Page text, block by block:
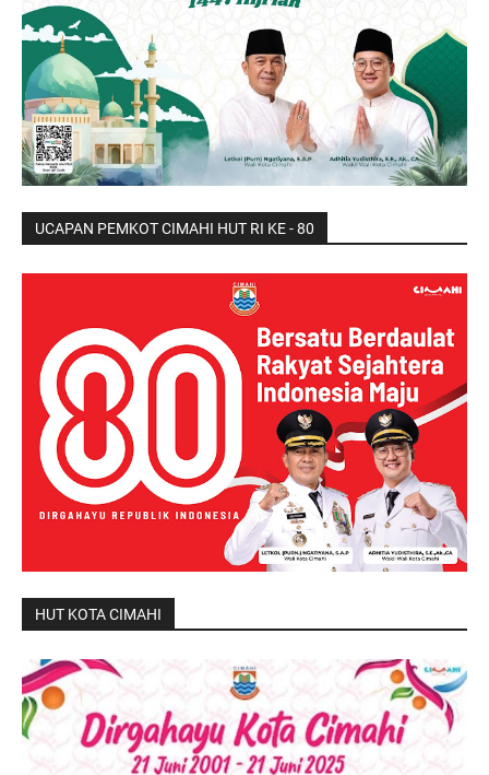
UCAPAN PEMKOT CIMAHI HUT RI KE - 80
HUT KOTA CIMAHI